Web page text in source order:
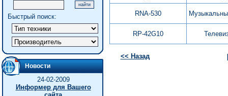
Быстрый поиск:
Новости
24-02-2009
Информер для Вашего
RNA-530
RP-42G10
<< Назад